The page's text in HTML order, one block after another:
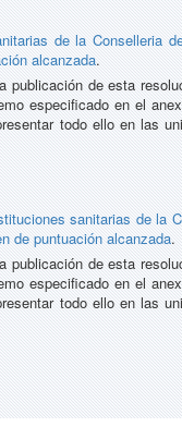
de la Conselleria
alcanzada.
publicación de esta
especificado en el
todo ello en las
sanitarias de la
de puntuación alcanzada.
publicación de esta
especificado en el
todo ello en las